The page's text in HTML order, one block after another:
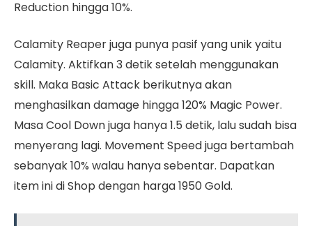
Reduction hingga 10%.
Calamity Reaper juga punya pasif yang unik yaitu
Calamity. Aktifkan 3 detik setelah menggunakan
skill. Maka Basic Attack berikutnya akan
menghasilkan damage hingga 120% Magic Power.
Masa Cool Down juga hanya 1.5 detik, lalu sudah bisa
menyerang lagi. Movement Speed juga bertambah
sebanyak 10% walau hanya sebentar. Dapatkan
item ini di Shop dengan harga 1950 Gold.